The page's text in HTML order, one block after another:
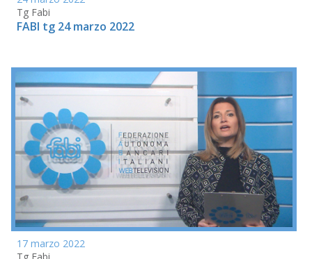
Tg Fabi
FABI tg 24 marzo 2022
17 marzo 2022